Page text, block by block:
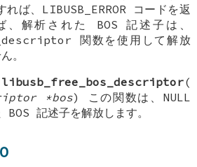
ば、LIBUSB_ERROR コードを返
、解析された BOS 記述子は、
関数を使用して解放
。
libusb_free_bos_descriptor(
*bos) この関数は、NULL
記述子を解放します。